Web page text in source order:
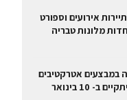
אירועים וספורט
מלונות טבריה
במבצעים אטרקטיבים
10 בינואר